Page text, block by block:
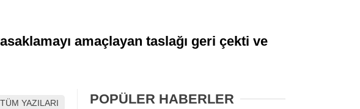
Memecoin Haberleri
amaçlayan taslağı geri çekti ve
TÜM YAZILARI POPÜLER HABERLER